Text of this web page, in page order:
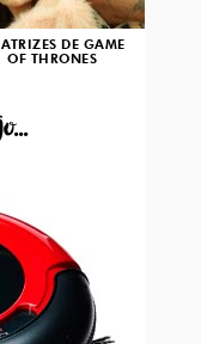
DE GAME
OF THRONES